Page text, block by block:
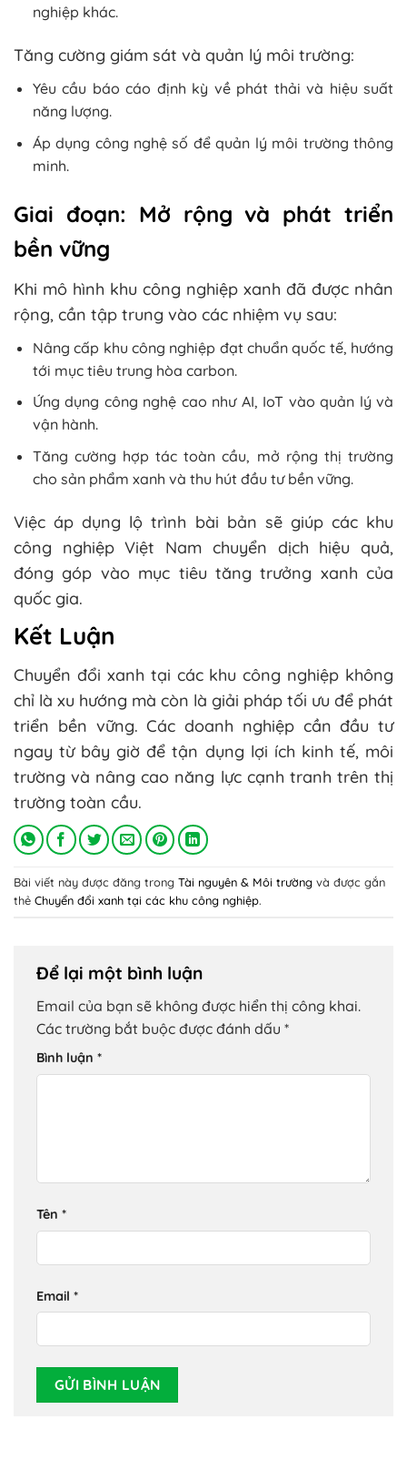
nghiệp khác.
Tăng cường giám sát và quản lý môi trường:
Yêu cầu báo cáo định kỳ về phát thải và hiệu suất
năng lượng.
Áp dụng công nghệ số để quản lý môi trường thông
minh.
Giai đoạn: Mở rộng và phát triển
bền vững
Khi mô hình khu công nghiệp xanh đã được nhân
rộng, cần tập trung vào các nhiệm vụ sau:
Nâng cấp khu công nghiệp đạt chuẩn quốc tế, hướng
tới mục tiêu trung hòa carbon.
Ứng dụng công nghệ cao như AI, IoT vào quản lý và
vận hành.
Tăng cường hợp tác toàn cầu, mở rộng thị trường
cho sản phẩm xanh và thu hút đầu tư bền vững.
Việc áp dụng lộ trình bài bản sẽ giúp các khu
công nghiệp Việt Nam chuyển dịch hiệu quả,
đóng góp vào mục tiêu tăng trưởng xanh của
quốc gia.
Kết Luận
Chuyển đổi xanh tại các khu công nghiệp không
chỉ là xu hướng mà còn là giải pháp tối ưu để phát
triển bền vững. Các doanh nghiệp cần đầu tư
ngay từ bây giờ để tận dụng lợi ích kinh tế, môi
trường và nâng cao năng lực cạnh tranh trên thị
trường toàn cầu.
Bài viết này được đăng trong Tài nguyên & Môi trường và được gắn
thẻ Chuyển đổi xanh tại các khu công nghiệp.
Để lại một bình luận
Email của bạn sẽ không được hiển thị công khai.
Các trường bắt buộc được đánh dấu *
Bình luận *
Tên *
Email *